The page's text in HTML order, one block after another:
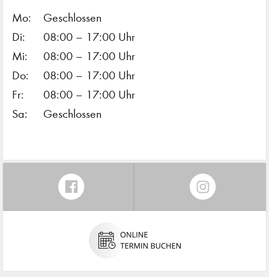
Mo:
Geschlossen
Di:
08:00 – 17:00 Uhr
Mi:
08:00 – 17:00 Uhr
Do:
08:00 – 17:00 Uhr
Fr:
08:00 – 17:00 Uhr
Sa:
Geschlossen